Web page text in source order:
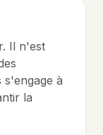
Il n'est
s'engage à
la